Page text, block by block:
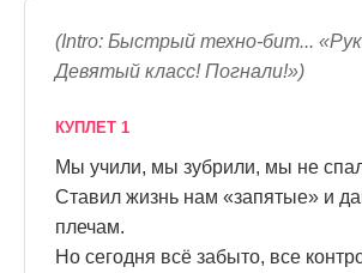
(Intro: Быстрый техно-бит...
Девятый класс! Погнали!»)
КУПЛЕТ 1
Мы учили, мы зубрили, мы не
Ставил жизнь нам «запятые» и
плечам.
Но сегодня всё забыто, все